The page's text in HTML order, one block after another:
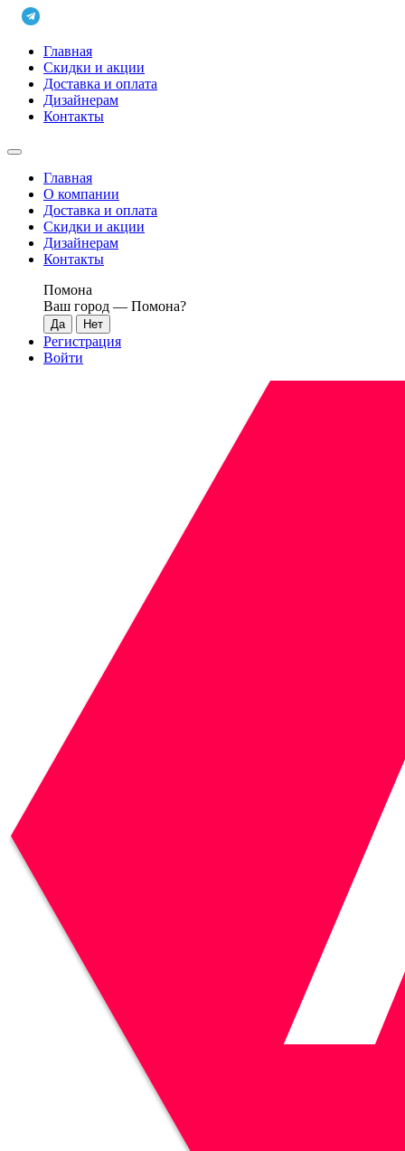
Главная
Скидки и акции
Доставка и оплата
Дизайнерам
Контакты
Главная
О компании
Доставка и оплата
Скидки и акции
Дизайнерам
Контакты
Помона
Ваш город — Помона?
Регистрация
Войти